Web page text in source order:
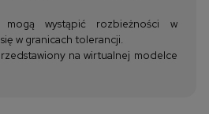
wystąpić rozbieżności w
w granicach tolerancji.
na wirtualnej modelce